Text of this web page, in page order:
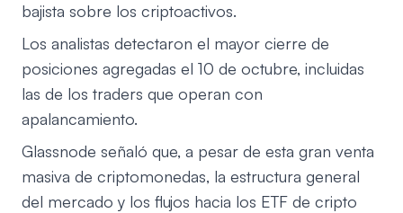
bajista sobre los criptoactivos.
Los analistas detectaron el mayor cierre de
posiciones agregadas el 10 de octubre, incluidas
las de los traders que operan con
apalancamiento.
Glassnode señaló que, a pesar de esta gran venta
masiva de criptomonedas, la estructura general
del mercado y los flujos hacia los ETF de cripto